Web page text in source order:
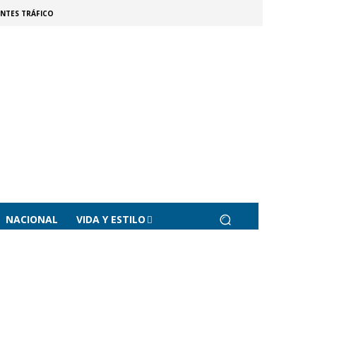
TRÁFICO
NACIONAL VIDA Y ESTILO